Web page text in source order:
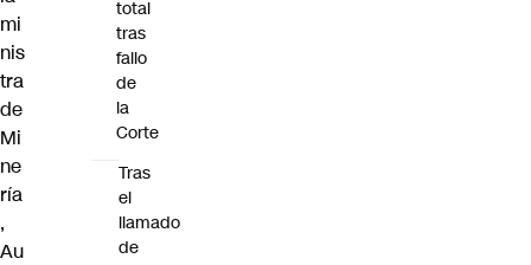
mi
nis
tra
de
Mi
ne
ría
,
Au
total
tras
fallo
de
la
Corte
Tras
el
llamado
de